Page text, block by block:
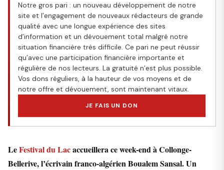
Notre gros pari : un nouveau développement de notre
site et l’engagement de nouveaux rédacteurs de grande
qualité avec une longue expérience des sites
d’information et un dévouement total malgré notre
situation financière très difficile. Ce pari ne peut réussir
qu’avec une participation financière importante et
régulière de nos lecteurs. La gratuité n’est plus possible.
Vos dons réguliers, à la hauteur de vos moyens et de
notre offre et dévouement, sont maintenant vitaux.
JE FAIS UN DON
LeFestival du Lacaccueillera ce week-end à Collonge-
Bellerive, l’écrivain franco-algérien Boualem Sansal. Un